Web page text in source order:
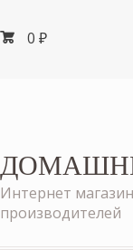
0 ₽
Интернет
производителей